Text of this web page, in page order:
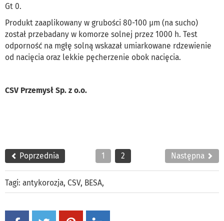
Gt 0.
Produkt zaaplikowany w grubości 80-100 µm (na sucho)
został przebadany w komorze solnej przez 1000 h. Test
odporność na mgłę solną wskazał umiarkowane rdzewienie
od nacięcia oraz lekkie pęcherzenie obok nacięcia.
CSV Przemysł Sp. z o.o.
Poprzednia 1 2 Następna
Tagi: antykorozja, CSV, BESA,